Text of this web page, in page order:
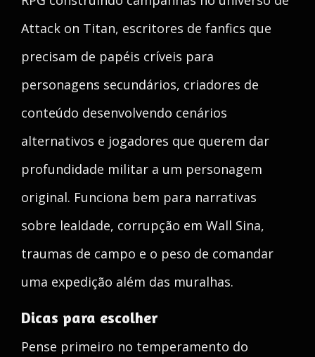
Attack on Titan, escritores de fanfics que
precisam de papéis críveis para
personagens secundários, criadores de
conteúdo desenvolvendo cenários
alternativos e jogadores que querem dar
profundidade militar a um personagem
original. Funciona bem para narrativas
sobre lealdade, corrupção em Wall Sina,
traumas de campo e o peso de comandar
uma expedição além das muralhas.
Dicas para escolher
Pense primeiro no temperamento do